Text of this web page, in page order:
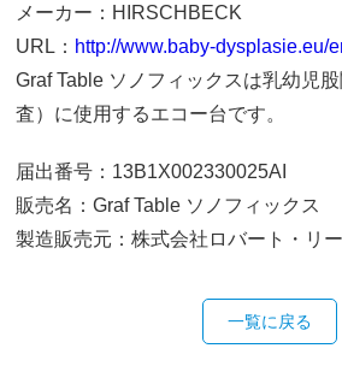
メーカー：HIRSCHBECK
URL： http://www.baby-dysplasie.eu/
Graf Table ソノフィックスは乳幼児
査）に使用するエコー台です。
届出番号：13B1X002330025AI
販売名：Graf Table ソノフィックス
製造販売元：株式会社ロバート・リ
一覧に戻る